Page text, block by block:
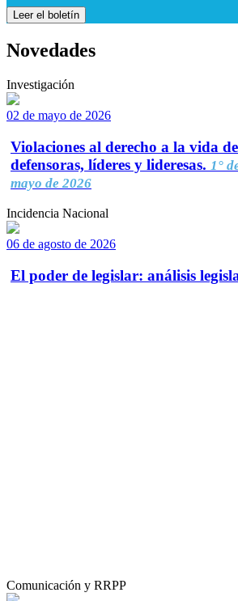
Leer el boletín
Novedades
Investigación
02 de mayo de 2026
Violaciones al derecho a la vida
defensoras, líderes y lideresas. 1°
mayo de 2026
Incidencia Nacional
06 de agosto de 2026
El poder de legislar: análisis
Comunicación y RRPP